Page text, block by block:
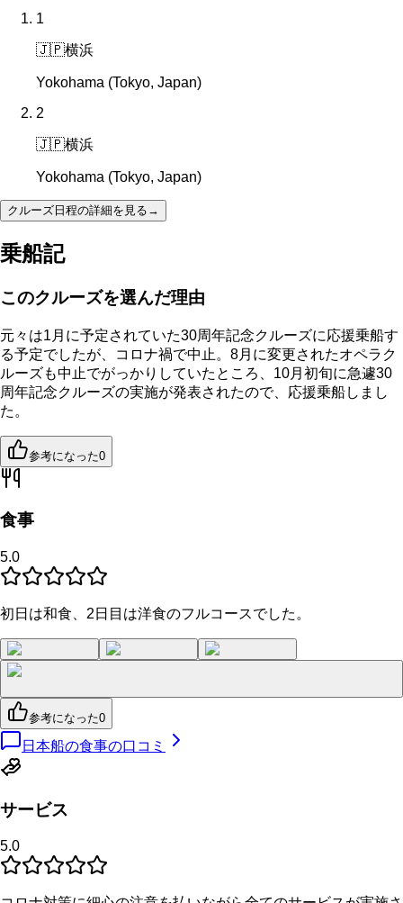
1
🇯🇵横浜
Yokohama (Tokyo, Japan)
2
🇯🇵横浜
Yokohama (Tokyo, Japan)
クルーズ日程の詳細を見る →
乗船記
このクルーズを選んだ理由
元々は1月に予定されていた30周年記念クルーズに応援乗船す
る予定でしたが、コロナ禍で中止。8月に変更されたオペラク
ルーズも中止でがっかりしていたところ、10月初旬に急遽30
周年記念クルーズの実施が発表されたので、応援乗船しまし
た。
参考になった0
食事
5.0
初日は和食、2日目は洋食のフルコースでした。
参考になった0
日本船の食事の口コミ
サービス
5.0